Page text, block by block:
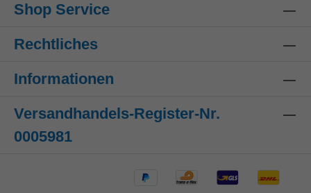
Shop Service
Rechtliches
Informationen
Versandhandels-Register-Nr.
0005981